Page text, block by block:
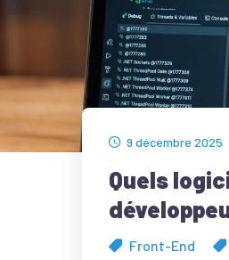
9 décembre 2025
Quels
Front-End